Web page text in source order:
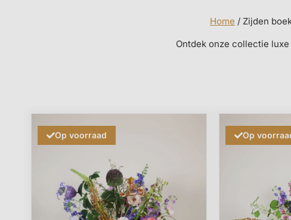
Home / Zijden
Ontdek onze collectie
Op voorraad Op